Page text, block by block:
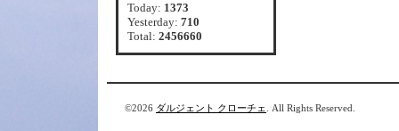
Today: 1373
Yesterday: 710
Total: 2456660
©2026 ダルジェント クローチェ . All Rights Reserved.